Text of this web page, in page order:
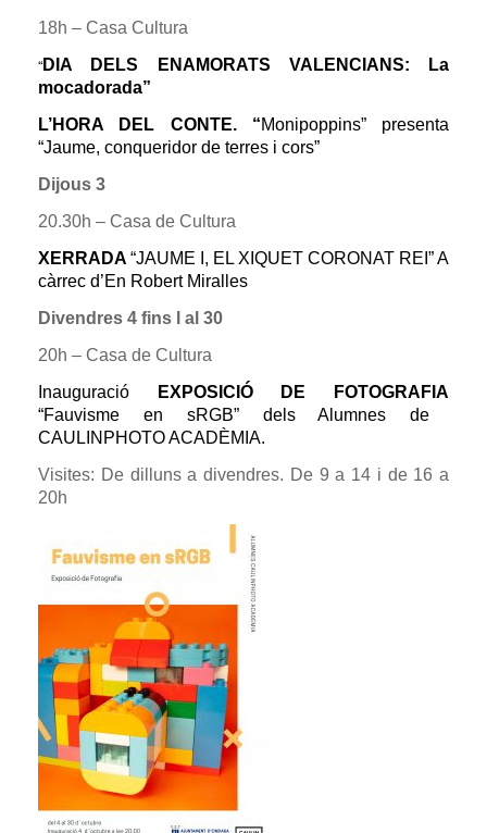
18h – Casa Cultura
“DIA DELS ENAMORATS VALENCIANS: La
mocadorada”
L’HORA DEL CONTE. “Monipoppins” presenta
“Jaume, conqueridor de terres i cors”
Dijous 3
20.30h – Casa de Cultura
XERRADA “JAUME I, EL XIQUET CORONAT REI” A
càrrec d’En Robert Miralles
Divendres 4 fins l al 30
20h – Casa de Cultura
Inauguració
EXPOSICIÓ DE FOTOGRAFIA
“Fauvisme en sRGB” dels Alumnes de
CAULINPHOTO ACADÈMIA.
Visites: De dilluns a divendres. De 9 a 14 i de 16 a
20h